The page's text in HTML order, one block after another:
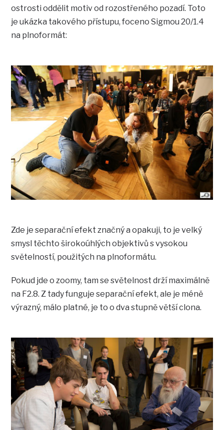
ostrosti oddělit motiv od rozostřeného pozadí. Toto
je ukázka takového přístupu, foceno Sigmou 20/1.4
na plnoformát:
Zde je separační efekt značný a opakuji, to je velký
smysl těchto širokoúhlých objektivů s vysokou
světelností, použitých na plnoformátu.
Pokud jde o zoomy, tam se světelnost drží maximálně
na F2.8. Z tady funguje separační efekt, ale je méně
výrazný, málo platné, je to o dva stupně větší clona.